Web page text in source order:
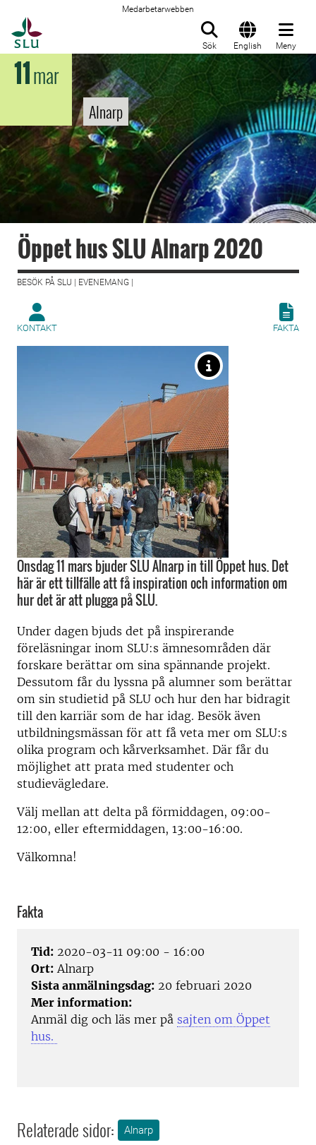
Medarbetarwebben
Sök English Meny
11mar
Alnarp
Öppet hus SLU Alnarp 2020
BESÖK PÅ SLU | EVENEMANG |
KONTAKT FAKTA
Onsdag 11 mars bjuder SLU Alnarp in till Öppet hus. Det
här är ett tillfälle att få inspiration och information om
hur det är att plugga på SLU.
Under dagen bjuds det på inspirerande
föreläsningar inom SLU:s ämnesområden där
forskare berättar om sina spännande projekt.
Dessutom får du lyssna på alumner som berättar
om sin studietid på SLU och hur den har bidragit
till den karriär som de har idag. Besök även
utbildningsmässan för att få veta mer om SLU:s
olika program och kårverksamhet. Där får du
möjlighet att prata med studenter och
studievägledare.
Välj mellan att delta på förmiddagen, 09:00-
12:00, eller eftermiddagen, 13:00-16:00.
Välkomna!
Fakta
Tid: 2020-03-11 09:00 - 16:00
Ort: Alnarp
Sista anmälningsdag: 20 februari 2020
Mer information:
Anmäl dig och läs mer på sajten om Öppet
hus.
Relaterade sidor: Alnarp